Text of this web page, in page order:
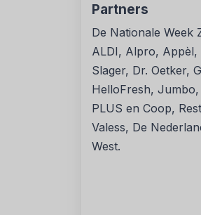
Partners
De Nationale Week
ALDI, Alpro, Appèl,
Slager, Dr. Oetker,
HelloFresh,
PLUS en Coop,
Valess, De
West.